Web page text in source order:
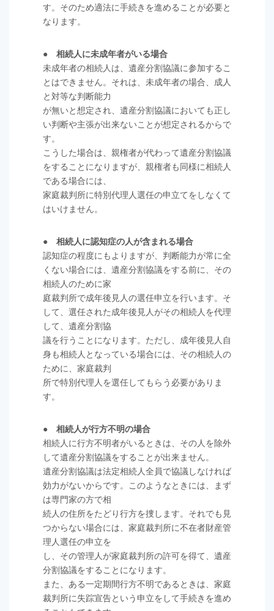
す。そのため適法に手続きを進めることが必要と
なります。
● 相続人に未成年者がいる場合
未成年者の相続人は、遺産分割協議に参加するこ
とはできません。それは、未成年者の場合、成人
と対等な判断能力
が無いと想定され、遺産分割協議においても正し
い判断や主張が出来ないことが想定されるからで
す。
こうした場合は、親権者が代わって遺産分割協議
をすることになりますが、親権者も同様に相続人
である場合には、
家庭裁判所に特別代理人選任の申立てをしなくて
はいけません。
● 相続人に認知症の人が含まれる場合
認知症の程度にもよりますが、判断能力が常に全
くない場合には、遺産分割協議をする前に、その
相続人のために家
庭裁判所で成年後見人の選任申立を行います。そ
して、選任された成年後見人がその相続人を代理
して、遺産分割協
議を行うことになります。ただし、成年後見人自
身も相続人となっている場合には、その相続人の
ために、家庭裁判
所で特別代理人を選任してもらう必要がありま
す。
● 相続人が行方不明の場合
相続人に行方不明者がいるときは、その人を除外
して遺産分割協議をすることが出来ません。
遺産分割協議は法定相続人全員で協議しなければ
効力がないからです。このようなときには、まず
は専門家の方で相
続人の住所をたどり行方を捜します。それでも見
つからない場合には、家庭裁判所に不在者財産管
理人選任の申立を
し、その管理人が家庭裁判所の許可を得て、遺産
分割協議をすることになります。
また、ある一定期間行方不明であるときは、家庭
裁判所に失踪宣告という申立をして手続きを進め